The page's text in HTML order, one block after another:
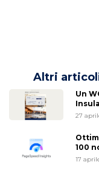
Altri
Un
27
100
17